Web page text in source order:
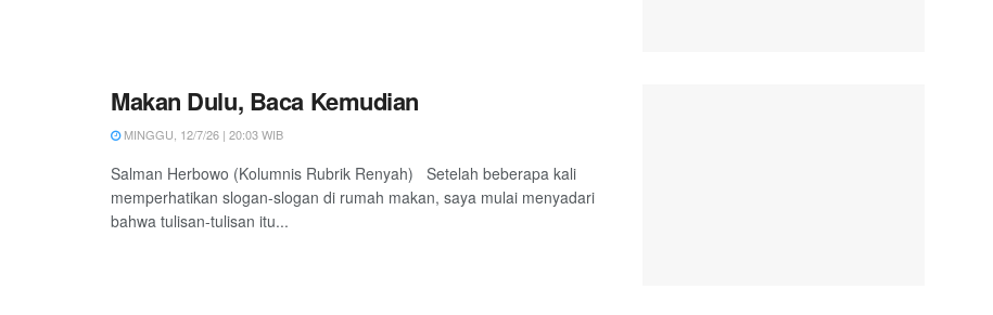
Makan Dulu, Baca Kemudian
MINGGU, 12/7/26 | 20:03 WIB
Salman Herbowo (Kolumnis Rubrik Renyah) Setelah beberapa kali
memperhatikan slogan-slogan di rumah makan, saya mulai menyadari
bahwa tulisan-tulisan itu...